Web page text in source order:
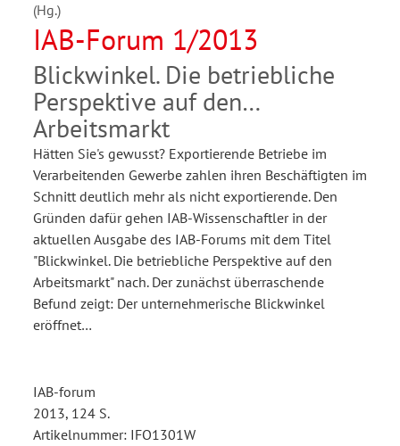
(Hg.)
IAB-Forum 1/2013
Blickwinkel. Die betriebliche
Perspektive auf den
Arbeitsmarkt
Hätten Sie's gewusst? Exportierende Betriebe im
Verarbeitenden Gewerbe zahlen ihren Beschäftigten im
Schnitt deutlich mehr als nicht exportierende. Den
Gründen dafür gehen IAB-Wissenschaftler in der
aktuellen Ausgabe des IAB-Forums mit dem Titel
"Blickwinkel. Die betriebliche Perspektive auf den
Arbeitsmarkt" nach. Der zunächst überraschende
Befund zeigt: Der unternehmerische Blickwinkel
eröffnet…
IAB-forum
2013, 124 S.
Artikelnummer: IFO1301W